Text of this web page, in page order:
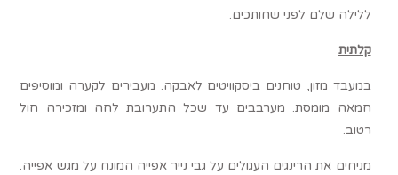
ללילה שלם לפני שחותכים.
קלתית
במעבד מזון, טוחנים ביסקוויטים לאבקה. מעבירים לקערה ומוסיפים
חמאה מומסת. מערבבים עד שכל התערובת לחה ומזכירה חול
רטוב.
מניחים את הרינגים העגולים על גבי נייר אפייה המונח על מגש אפייה.